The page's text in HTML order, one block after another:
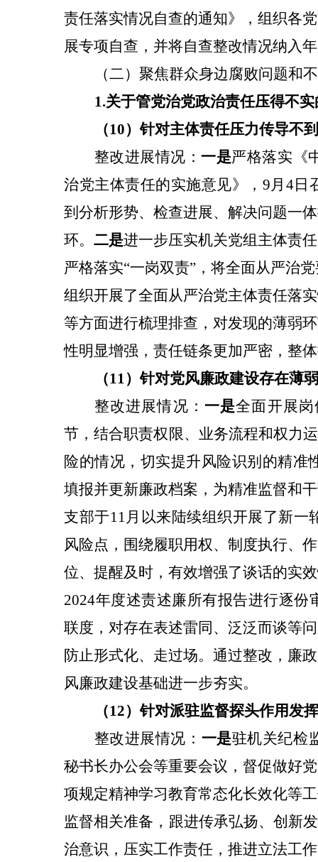
责任落实情况自查的通知》，组织各
展专项自查，并将自查整改情况纳入
（二）聚焦群众身边腐败问题和
1.关于管党治党政治责任压得不实
（10）针对主体责任压力传导不
整改进展情况： 一是严格落实《
治党主体责任的实施意见》，9月4
到分析形势、检查进展、解决问题一
环。 二是进一步压实机关党组主体责
严格落实“一岗双责”，将全面从严治
组织开展了全面从严治党主体责任落
等方面进行梳理排查，对发现的薄弱
性明显增强，责任链条更加严密，整
（11）针对党风廉政建设存在薄
整改进展情况： 一是全面开展
节，结合职责权限、业务流程和权力
险的情况，切实提升风险识别的精准
填报并更新廉政档案，为精准监督和
支部于11月以来陆续组织开展了新
风险点，围绕履职用权、制度执行、
位、提醒及时，有效增强了谈话的实
2024年度述责述廉所有报告进行逐
联度，对存在表述雷同、泛泛而谈等
防止形式化、走过场。通过整改，廉
风廉政建设基础进一步夯实。
（12）针对派驻监督探头作用发
整改进展情况： 一是驻机关纪检
秘书长办公会等重要会议，督促做好
项规定精神学习教育常态化长效化等
监督相关准备，跟进传承弘扬、创新
治意识，压实工作责任，推进立法工